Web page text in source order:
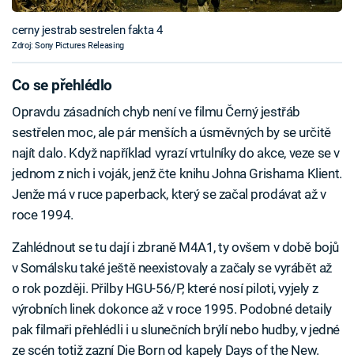
cerny jestrab sestrelen fakta 4
Zdroj: Sony Pictures Releasing
Co se přehlédlo
Opravdu zásadních chyb není ve filmu Černý jestřáb
sestřelen moc, ale pár menších a úsměvných by se určitě
najít dalo. Když například vyrazí vrtulníky do akce, veze se v
jednom z nich i voják, jenž čte knihu Johna Grishama Klient.
Jenže má v ruce paperback, který se začal prodávat až v
roce 1994.
Zahlédnout se tu dají i zbraně M4A1, ty ovšem v době bojů
v Somálsku také ještě neexistovaly a začaly se vyrábět až
o rok později. Přilby HGU-56/P, které nosí piloti, vyjely z
výrobních linek dokonce až v roce 1995. Podobné detaily
pak filmaři přehlédli i u slunečních brýlí nebo hudby, v jedné
ze scén totiž zazní Die Born od kapely Days of the New.